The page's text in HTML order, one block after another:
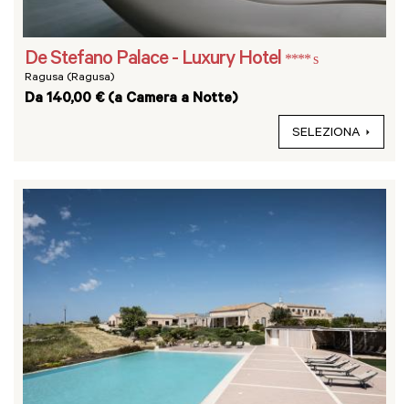
De Stefano Palace - Luxury Hotel **** s
Ragusa (Ragusa)
Da 140,00 € (a Camera a Notte)
SELEZIONA